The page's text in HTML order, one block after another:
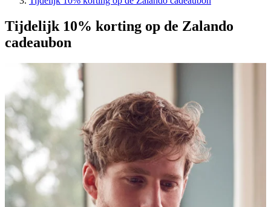
Tijdelijk 10% korting op de Zalando
cadeaubon